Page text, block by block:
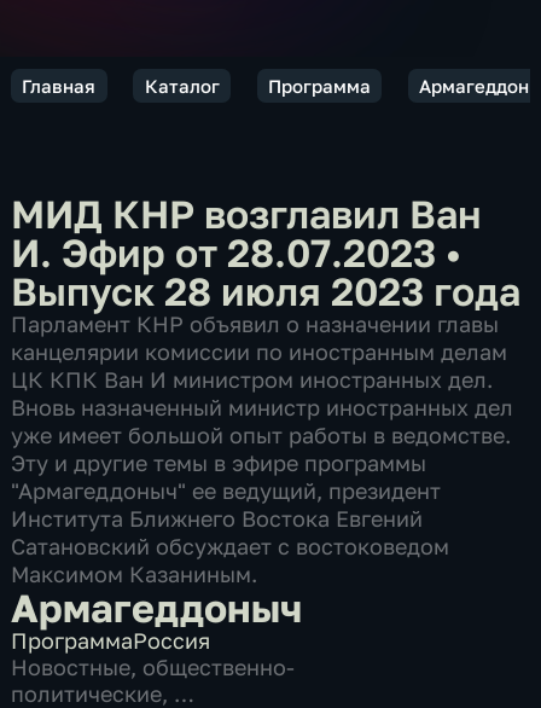
Главная Каталог Программа
МИД КНР возглавил Ван
И. Эфир от 28.07.2023 •
Выпуск 28 июля 2023 года
Парламент КНР объявил о назначении главы
канцелярии комиссии по иностранным делам
ЦК КПК Ван И министром иностранных дел.
Вновь назначенный министр иностранных дел
уже имеет большой опыт работы в ведомстве.
Эту и другие темы в эфире программы
"Армагеддоныч" ее ведущий, президент
Института Ближнего Востока Евгений
Сатановский обсуждает с востоковедом
Максимом Казаниным.
Армагеддоныч
ПрограммаРоссия
Новостные, общественно-
политические,